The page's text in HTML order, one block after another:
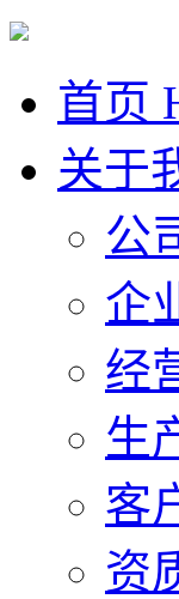
首页
关于
公
企
经
生
客
资